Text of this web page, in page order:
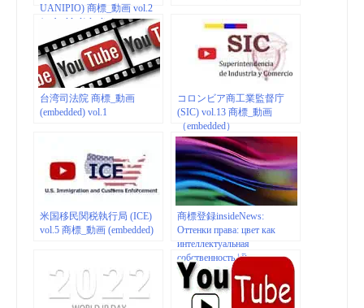
UANIPIO) 商標_動画 vol.2
(embedded/playlist)
台湾司法院 商標_動画
(embedded) vol.1
コロンビア商工業監督庁
(SIC) vol.13 商標_動画
（embedded）
米国移民関税執行局 (ICE)
vol.5 商標_動画 (embedded)
商標登録insideNews:
Оттенки права: цвет как
интеллектуальная
собственность | Роспатент